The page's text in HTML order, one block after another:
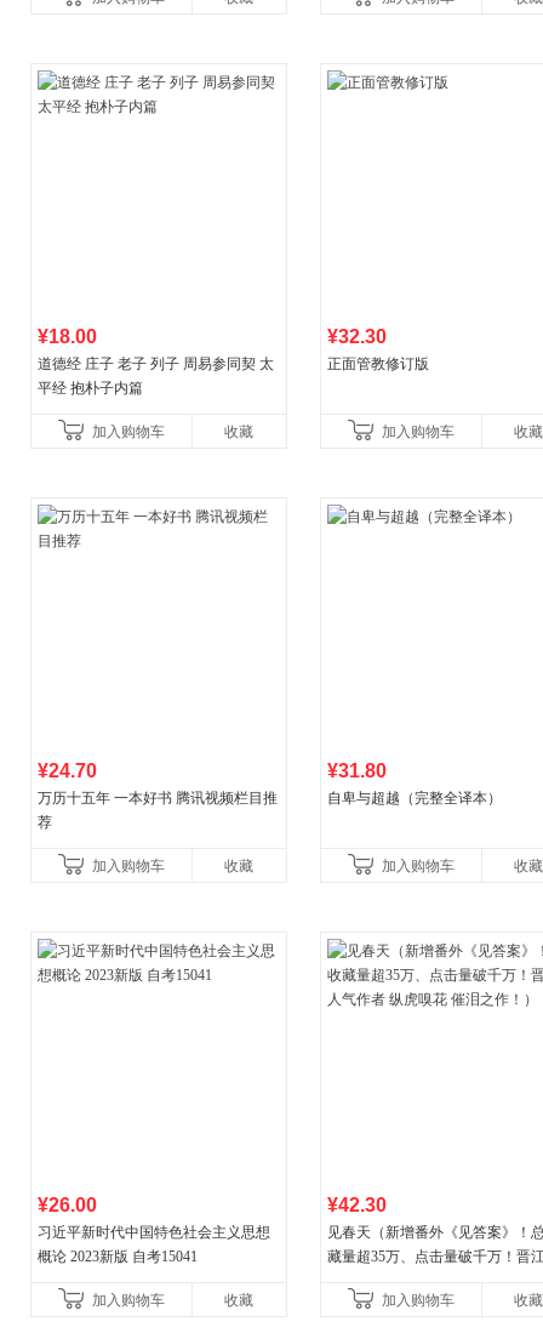
¥18.00
道德经 庄子 老子 列子 周易参同契 太
平经 抱朴子内篇
加入购物车 收藏
¥32.30
正面管教修订版
加入购物车 收藏
¥24.70
万历十五年 一本好书 腾讯视频栏目推
荐
加入购物车 收藏
¥31.80
自卑与超越（完整全译本）
加入购物车 收藏
¥26.00
习近平新时代中国特色社会主义思想
概论 2023新版 自考15041
加入购物车 收藏
¥42.30
见春天（新增番外《见答案》！
藏量超35万、点击量破千万！晋
加入购物车
收藏